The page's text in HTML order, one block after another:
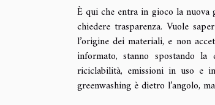
È qui che entra in gioco la nuova
chiedere trasparenza. Vuole
l’origine dei materiali, e non
informato, stanno spostando
riciclabilità, emissioni in uso e
greenwashing è dietro l’angolo,